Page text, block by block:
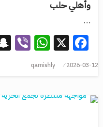
وأهلي حلب
…
Facebook
X
2026-03-12
qamishly